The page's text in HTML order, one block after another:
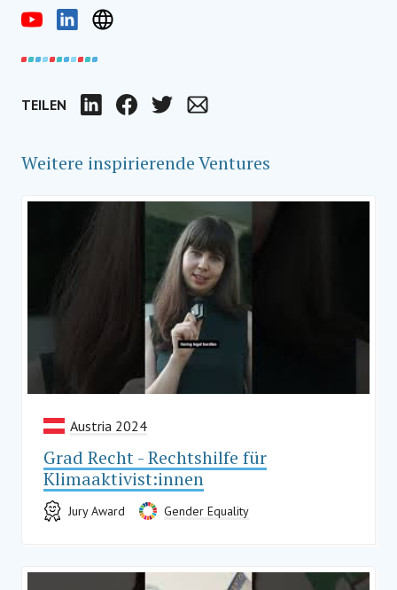
TEILEN LinkedIn FacebookTwitter
Weitere inspirierende Ventures
Austria 2024
Grad Recht - Rechtshilfe für
Klimaaktivist:innen
Jury Award Gender Equality